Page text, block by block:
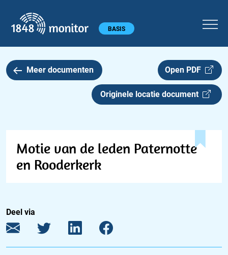
Hoofdmenu BASIS
Meer documenten Open PDF
Originele locatie document
Motie van de leden Paternotte
en Rooderkerk
Deel via